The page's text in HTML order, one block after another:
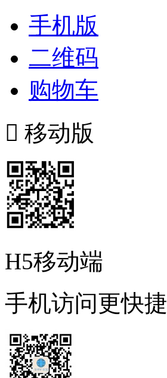
手机版
二维码
购物车
 移动版
H5移动端
手机访问更快捷